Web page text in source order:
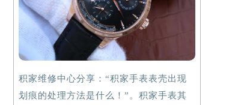
积家维修中心分享：“积家手表表壳出现
划痕的处理方法是什么！”。积家手表其